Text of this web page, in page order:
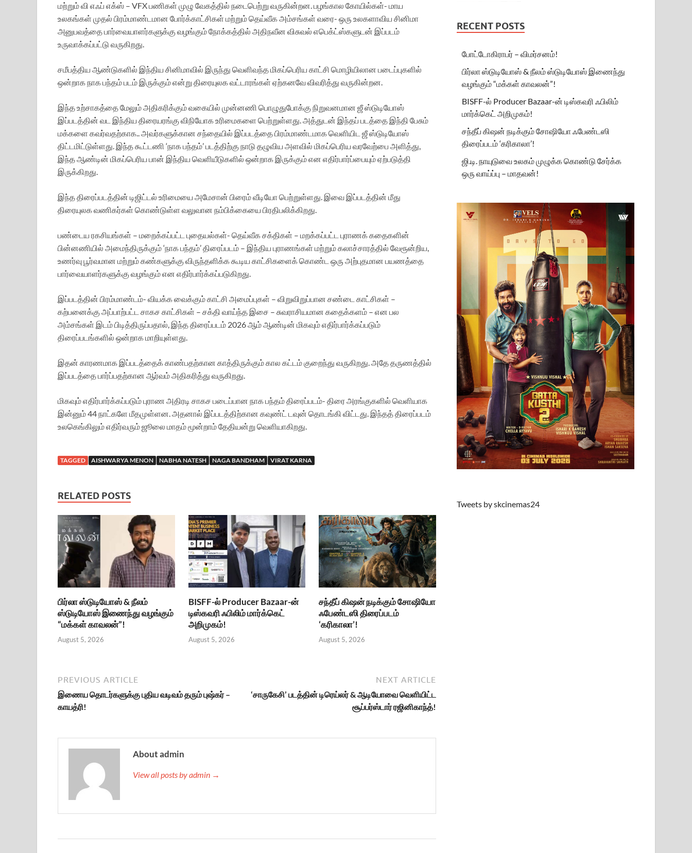
மற்றும் வி எஃப் எக்ஸ் – VFX பணிகள் முழு வேகத்தில் நடைபெற்று வருகின்றன. பழங்கால கோயில்கள்- மாய
உலகங்கள் முதல் பிரம்மாண்டமான போர்க்காட்சிகள் மற்றும் தெய்வீக அம்சங்கள் வரை- ஒரு உலகளாவிய சினிமா
அனுபவத்தை பார்வையாளர்களுக்கு வழங்கும் நோக்கத்தில் அதிநவீன விசுவல் எபெக்ட்ஸ்களுடன் இப்படம்
உருவாக்கப்பட்டு வருகிறது.
சமீபத்திய ஆண்டுகளில் இந்திய சினிமாவில் இருந்து வெளிவந்த மிகப்பெரிய காட்சி மொழியிலான படைப்புகளில்
ஒன்றாக நாக பந்தம் படம் இருக்கும் என்று திரையுலக வட்டாரங்கள் ஏற்கனவே விவரித்து வருகின்றன.
இந்த உற்சாகத்தை மேலும் அதிகரிக்கும் வகையில் முன்னணி பொழுதுபோக்கு நிறுவனமான ஜீ ஸ்டுடியோஸ்
இப்படத்தின் வட இந்திய திரையரங்கு விநியோக உரிமைகளை பெற்றுள்ளது. அத்துடன் இந்தப் படத்தை இந்தி பேசும்
மக்களை கவர்வதற்காக.. அவர்களுக்கான சந்தையில் இப்படத்தை பிரம்மாண்டமாக வெளியிட ஜீ ஸ்டுடியோஸ்
திட்டமிட்டுள்ளது. இந்த கூட்டணி ‘நாக பந்தம்’ படத்திற்கு நாடு தழுவிய அளவில் மிகப்பெரிய வரவேற்பை அளித்து,
இந்த ஆண்டின் மிகப்பெரிய பான் இந்திய வெளியீடுகளில் ஒன்றாக இருக்கும் என எதிர்பார்ப்பையும் ஏற்படுத்தி
இருக்கிறது.
இந்த திரைப்படத்தின் டிஜிட்டல் உரிமையை அமேசான் பிரைம் வீடியோ பெற்றுள்ளது. இவை இப்படத்தின் மீது
திரையுலக வணிகர்கள் கொண்டுள்ள வலுவான நம்பிக்கையை பிரதிபலிக்கிறது.‌
பண்டைய ரகசியங்கள் – மறைக்கப்பட்ட புதையல்கள்- தெய்வீக சக்திகள் – மறக்கப்பட்ட புராணக் கதைகளின்
பின்னணியில் அமைந்திருக்கும் ‘நாக பந்தம்’ திரைப்படம் – இந்திய புராணங்கள் மற்றும் கலாச்சாரத்தில் வேரூன்றிய,
உணர்வு பூர்வமான மற்றும் கண்களுக்கு விருந்தளிக்க கூடிய காட்சிகளைக் கொண்ட ஒரு அற்புதமான பயணத்தை
பார்வையாளர்களுக்கு வழங்கும் என எதிர்பார்க்கப்படுகிறது.
இப்படத்தின் பிரம்மாண்டம்- வியக்க வைக்கும் காட்சி அமைப்புகள் – விறுவிறுப்பான சண்டை காட்சிகள் –
கற்பனைக்கு அப்பாற்பட்ட சாகச காட்சிகள் – சக்தி வாய்ந்த இசை – சுவராசியமான கதைக்களம் – என பல
அம்சங்கள் இடம் பிடித்திருப்பதால், இந்த திரைப்படம் 2026 ஆம் ஆண்டின் மிகவும் எதிர்பார்க்கப்படும்
திரைப்படங்களில் ஒன்றாக மாறியுள்ளது.
இதன் காரணமாக இப்படத்தைக் காண்பதற்கான காத்திருக்கும் கால கட்டம் குறைந்து வருகிறது. அதே தருணத்தில்
இப்படத்தை பார்ப்பதற்கான ஆர்வம் அதிகரித்து வருகிறது.
மிகவும் எதிர்பார்க்கப்படும் புராண அதிரடி சாகச படைப்பான நாக பந்தம் திரைப்படம்- திரை அரங்குகளில் வெளியாக
இன்னும் 44 நாட்களே மீதமுள்ளன. அதனால் இப்படத்திற்கான கவுண்ட் டவுன் தொடங்கி விட்டது. இந்தத் திரைப்படம்
உலகெங்கிலும் எதிர்வரும் ஜூலை மாதம் மூன்றாம் தேதியன்று வெளியாகிறது.
TAGGED AISHWARYA MENON NABHA NATESH NAGA BANDHAM VIRAT KARNA
RELATED POSTS
பிர்லா ஸ்டுடியோஸ் & நீலம்
ஸ்டுடியோஸ் இணைந்து வழங்கும்
“மக்கள் காவலன்”!
August 5, 2026
BISFF-ல் Producer Bazaar-ன்
டிஸ்கவரி ஃபிலிம் மார்க்கெட்
அறிமுகம்!
August 5, 2026
சந்தீப் கிஷன் நடிக்கும் சோஷியோ
ஃபேண்டஸி திரைப்படம்
‘கரிகாலா’!
August 5, 2026
PREVIOUS ARTICLE
இணைய தொடர்களுக்கு புதிய வடிவம் தரும் புஷ்கர் –
காயத்ரி!
NEXT ARTICLE
‘சாருகேசி’ படத்தின் டிரெய்லர் & ஆடியோவை வெளியிட்ட
சூப்பர்ஸ்டார் ரஜினிகாந்த்!
About admin
View all posts by admin →
RECENT POSTS
போட்டோகிராபர் – விமர்சனம்!
பிர்லா ஸ்டுடியோஸ் & நீலம் ஸ்டுடியோஸ் இணைந்து
வழங்கும் “மக்கள் காவலன்”!
BISFF-ல் Producer Bazaar-ன் டிஸ்கவரி ஃபிலிம்
மார்க்கெட் அறிமுகம்!
சந்தீப் கிஷன் நடிக்கும் சோஷியோ ஃபேண்டஸி
திரைப்படம் ‘கரிகாலா’!
ஜி.டி. நாயுடுவை உலகம் முழுக்க கொண்டு சேர்க்க
ஒரு வாய்ப்பு – மாதவன்!
Tweets by skcinemas24